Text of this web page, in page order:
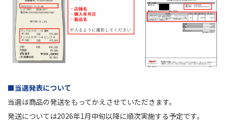
■当選発表について
当選は商品の発送をもってかえさせていただきます。
発送については2026年1月中旬以降に順次実施する予定です。